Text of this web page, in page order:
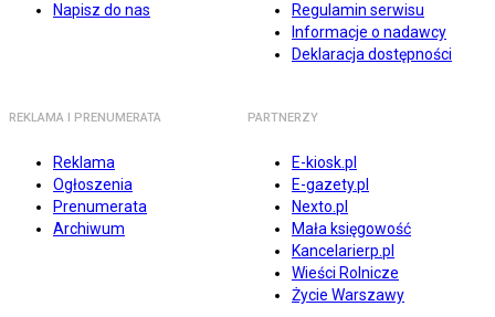
Napisz do nas
Regulamin serwisu
Informacje o nadawcy
Deklaracja dostępności
REKLAMA I PRENUMERATA
Reklama
Ogłoszenia
Prenumerata
Archiwum
PARTNERZY
E-kiosk.pl
E-gazety.pl
Nexto.pl
Mała księgowość
Kancelarierp.pl
Wieści Rolnicze
Życie Warszawy